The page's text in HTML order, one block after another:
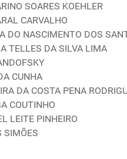
SOARES KOEHLER
CARVALHO
DO NASCIMENTO DOS
TELLES DA SILVA LIMA
CUNHA
DA COSTA PENA
COUTINHO
LEITE PINHEIRO
SIMÕES